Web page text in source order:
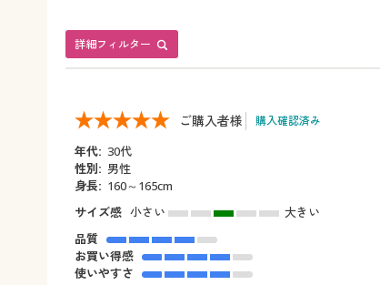
詳細フィルター
ご購入者様 購入確認済み
年代: 30代
性別: 男性
身長: 160～165cm
サイズ感 小さい
大きい
品質
お買い得感
使いやすさ